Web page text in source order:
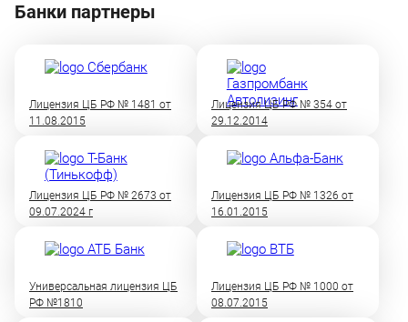
Банки партнеры
Лицензия ЦБ РФ № 1481 от
11.08.2015
Лицензия ЦБ РФ № 354 от
29.12.2014
Лицензия ЦБ РФ № 2673 от
09.07.2024 г
Лицензия ЦБ РФ № 1326 от
16.01.2015
Универсальная лицензия ЦБ
РФ №1810
Лицензия ЦБ РФ № 1000 от
08.07.2015